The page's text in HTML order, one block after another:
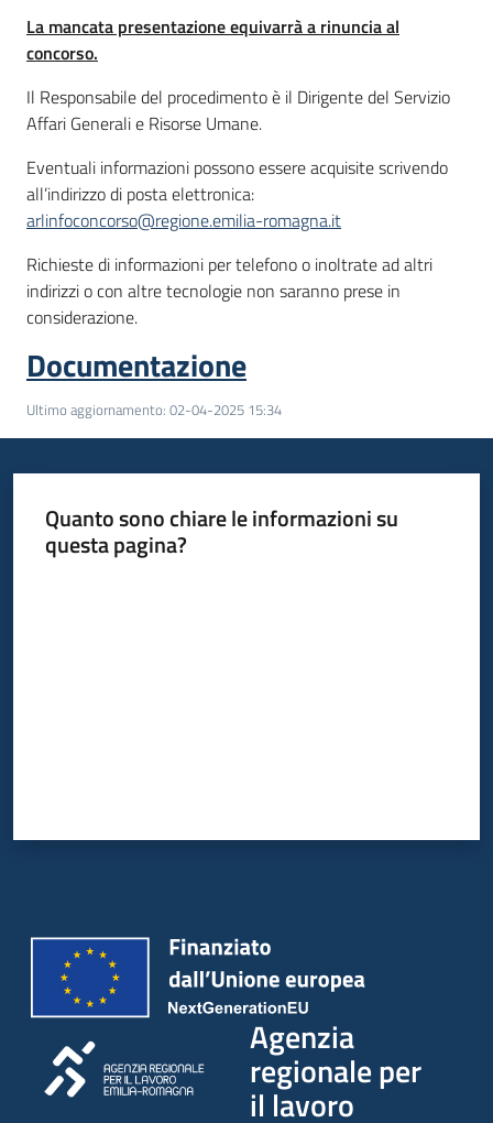
La mancata presentazione equivarrà a rinuncia al
concorso.
Il Responsabile del procedimento è il Dirigente del Servizio
Affari Generali e Risorse Umane.
Eventuali informazioni possono essere acquisite scrivendo
all’indirizzo di posta elettronica:
arlinfoconcorso@regione.emilia-romagna.it
Richieste di informazioni per telefono o inoltrate ad altri
indirizzi o con altre tecnologie non saranno prese in
considerazione.
Documentazione
Ultimo aggiornamento: 02-04-2025 15:34
Quanto sono chiare le informazioni su
questa pagina?
Agenzia
regionale per
il lavoro